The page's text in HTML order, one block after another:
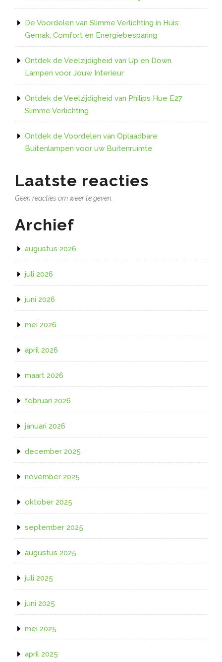
De Voordelen van Slimme Verlichting in Huis:
Gemak, Comfort en Energiebesparing
Ontdek de Veelzijdigheid van Up en Down
Lampen voor Jouw Interieur
Ontdek de Veelzijdigheid van Philips Hue E27
Slimme Verlichting
Ontdek de Voordelen van Oplaadbare
Buitenlampen voor uw Buitenruimte
Laatste reacties
Geen reacties om weer te geven.
Archief
augustus 2026
juli 2026
juni 2026
mei 2026
april 2026
maart 2026
februari 2026
januari 2026
december 2025
november 2025
oktober 2025
september 2025
augustus 2025
juli 2025
juni 2025
mei 2025
april 2025